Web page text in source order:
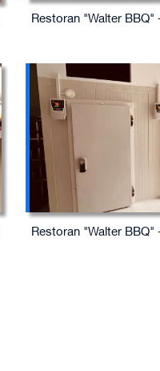
Restoran "Walter BBQ"
Restoran "Walter BBQ"
page